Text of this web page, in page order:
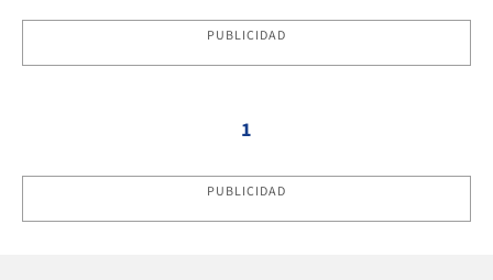
PUBLICIDAD
1
PUBLICIDAD